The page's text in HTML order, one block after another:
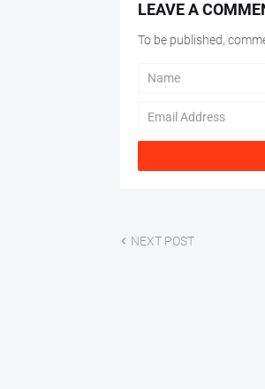
LEAVE A
To be published,
NEXT POST